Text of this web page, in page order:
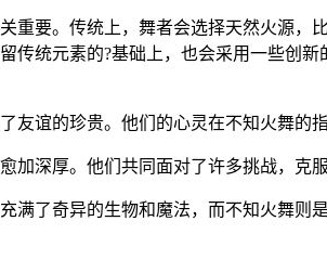
重要。传统上，舞者会选择天然火源
传统元素的?基础上，也会采用一些创
谊的珍贵。他们的心灵在不知火舞的
加深厚。他们共同面对了许多挑战，克
满了奇异的生物和魔法，而不知火舞